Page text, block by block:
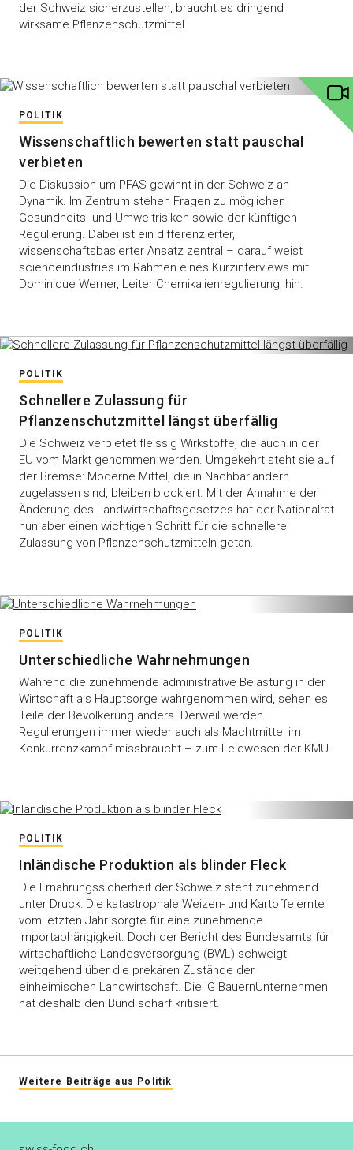
der Schweiz sicherzustellen, braucht es dringend
wirksame Pflanzenschutzmittel.
POLITIK
Wissenschaftlich bewerten statt pauschal
verbieten
Die Diskussion um PFAS gewinnt in der Schweiz an
Dynamik. Im Zentrum stehen Fragen zu möglichen
Gesundheits- und Umweltrisiken sowie der künftigen
Regulierung. Dabei ist ein differenzierter,
wissenschaftsbasierter Ansatz zentral – darauf weist
scienceindustries im Rahmen eines Kurzinterviews mit
Dominique Werner, Leiter Chemikalienregulierung, hin.
POLITIK
Schnellere Zulassung für
Pflanzenschutzmittel längst überfällig
Die Schweiz verbietet fleissig Wirkstoffe, die auch in der
EU vom Markt genommen werden. Umgekehrt steht sie auf
der Bremse: Moderne Mittel, die in Nachbarländern
zugelassen sind, bleiben blockiert. Mit der Annahme der
Änderung des Landwirtschaftsgesetzes hat der Nationalrat
nun aber einen wichtigen Schritt für die schnellere
Zulassung von Pflanzenschutzmitteln getan.
POLITIK
Unterschiedliche Wahrnehmungen
Während die zunehmende administrative Belastung in der
Wirtschaft als Hauptsorge wahrgenommen wird, sehen es
Teile der Bevölkerung anders. Derweil werden
Regulierungen immer wieder auch als Machtmittel im
Konkurrenzkampf missbraucht – zum Leidwesen der KMU.
POLITIK
Inländische Produktion als blinder Fleck
Die Ernährungssicherheit der Schweiz steht zunehmend
unter Druck: Die katastrophale Weizen- und Kartoffelernte
vom letzten Jahr sorgte für eine zunehmende
Importabhängigkeit. Doch der Bericht des Bundesamts für
wirtschaftliche Landesversorgung (BWL) schweigt
weitgehend über die prekären Zustände der
einheimischen Landwirtschaft. Die IG BauernUnternehmen
hat deshalb den Bund scharf kritisiert.
Weitere Beiträge aus Politik